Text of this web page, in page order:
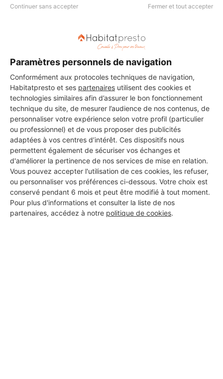
Continuer sans accepter Fermer et tout accepter
Paramètres personnels de navigation
Conformément aux protocoles techniques de navigation,
Habitatpresto et ses partenaires utilisent des cookies et
technologies similaires afin d’assurer le bon fonctionnement
technique du site, de mesurer l’audience de nos contenus, de
personnaliser votre expérience selon votre profil (particulier
ou professionnel) et de vous proposer des publicités
adaptées à vos centres d’intérêt. Ces dispositifs nous
permettent également de sécuriser vos échanges et
d'améliorer la pertinence de nos services de mise en relation.
Vous pouvez accepter l'utilisation de ces cookies, les refuser,
ou personnaliser vos préférences ci-dessous. Votre choix est
conservé pendant 6 mois et peut être modifié à tout moment.
Pour plus d'informations et consulter la liste de nos
partenaires, accédez à notre politique de cookies.
PAS LE TEMPS DE
CHERCHER ?
Vous souhaitez réaliser des travaux et ne savez quel professionnel
choisir ? Demandez des devis travauxauprès de notre réseau de 5 000
professionnels partout en France.
DEMANDER UN DEVIS